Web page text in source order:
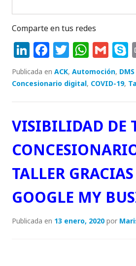
Comparte en tus redes
Li
n
k
n
F
a
c
o
o
k
T
w
it
W
h
a
p
p
G
m
ai
k
y
Publicada en ACK, Automoción, DMS
Concesionario digital, COVID-19,
VISIBILIDAD DE
TALLER
GOOGLE MY
Publicada en 13 enero, 2020 por